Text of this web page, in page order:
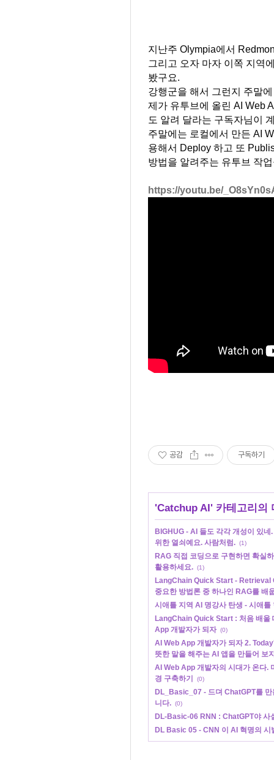
지난주 Olympia에서
그리고 오자 마자 이쪽 지역
봤구요.
강행군을 해서 그런지 주말
제가 유투브에 올린 AI Web
도 알려 달라는 구독자님이
주말에는 로컬에서 만든 AI
용해서 Deploy 하고 또
방법을 알려주는 유투브 작
https://youtu.be/
공감 구독하기
'Catchup AI ' 카테고리의
BIGHUG - AI 들도 각각 개성이 있
위한 열쇠예요. 사람처럼. (1)
RAG 직접 코딩으로 구현하면 확실
활용하세요. (1)
LangChain Quick Start - Retrieval
중요한 방법론 중 하나인 RAG를 배
시애틀 지역 AI 명강사 탄생 - 시애
LangChain Quick Start : 처음 배울
App 개발자가 되자 (0)
AI Web App 개발자가 되자 2.
뜻한 말을 해주는 AI 앱을 만들어 보
AI Web App 개발자의 시대가 온다.
경 구축하기
(0)
DL_Basic_07 - 드뎌 ChatGPT를
니다. (0)
DL-Basic-06 RNN : ChatGPT야 사
DL Basic 05 - CNN 이 AI 혁명의 시